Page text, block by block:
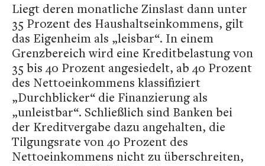
Liegt deren monatliche Zinslast dann unter
35 Prozent des Haushaltseinkommens, gilt
das Eigenheim als „leisbar“. In einem
Grenzbereich wird eine Kreditbelastung von
35 bis 40 Prozent angesiedelt, ab 40 Prozent
des Nettoeinkommens klassifiziert
„Durchblicker“ die Finanzierung als
„unleistbar“. Schließlich sind Banken bei
der Kreditvergabe dazu angehalten, die
Tilgungsrate von 40 Prozent des
Nettoeinkommens nicht zu überschreiten,